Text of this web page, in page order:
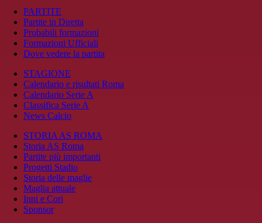
PARTITE
Partite in Diretta
Probabili formazioni
Formazioni Ufficiali
Dove vedere la partita
STAGIONE
Calendario e risultati Roma
Calendario Serie A
Classifica Serie A
News Calcio
STORIA AS ROMA
Storia AS Roma
Partite più importanti
Progetti Stadio
Storia delle maglie
Maglia attuale
Inni e Cori
Sponsor